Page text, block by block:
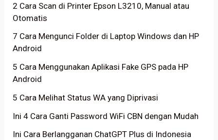
2 Cara Scan di Printer Epson L3210, Manual atau
Otomatis
7 Cara Mengunci Folder di Laptop Windows dan HP
Android
5 Cara Menggunakan Aplikasi Fake GPS pada HP
Android
5 Cara Melihat Status WA yang Diprivasi
Ini 4 Cara Ganti Password WiFi CBN dengan Mudah
Ini Cara Berlangganan ChatGPT Plus di Indonesia